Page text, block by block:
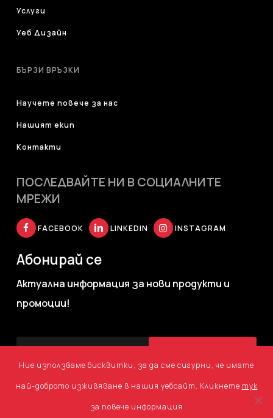
Услуги
Уеб Дизайн
БЪРЗИ ВРЪЗКИ
Научете повече за нас
Нашият екип
Контакти
ПОСЛЕДВАЙТЕ НИ В СОЦИАЛНИТЕ
МРЕЖИ
FACEBOOK LINKEDIN INSTAGRAM
Абонирай се
Актуална информация за нови продукти и
промоции!
Ние използваме бисквитки, за да сме сигурни, че имате
най-доброто изживяване в нашия уебсайт. Кликнете тук
за повече информация